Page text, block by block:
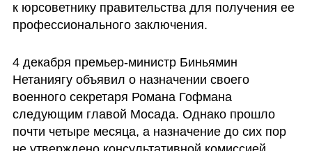
к юрсоветнику правительства для получения ее
профессионального заключения.
4 декабря премьер-министр Биньямин
Нетаниягу объявил о назначении своего
военного секретаря Романа Гофмана
следующим главой Мосада. Однако прошло
почти четыре месяца, а назначение до сих пор